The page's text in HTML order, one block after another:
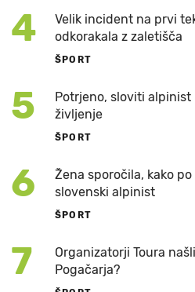
4
Velik incident na prvi
odkorakala z zaletišča
ŠPORT
5
Potrjeno, sloviti
življenje
ŠPORT
6
Žena sporočila, kako
slovenski alpinist
ŠPORT
7
Organizatorji Toura
Pogačarja?